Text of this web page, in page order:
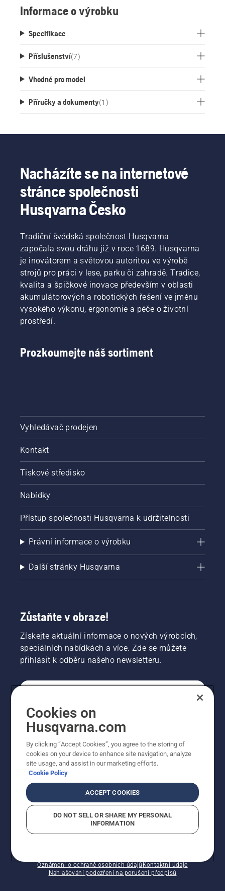
neobsahuje nabíječky a akumulátory. Rozměry:
Informace o výrobku
Specifikace
Příslušenství(7)
Vhodné pro model
Příručky a dokumenty(1 )
Nacházíte se na internetové
stránce společnosti
Husqvarna Česko
Tradiční švédská společnost Husqvarna
započala svou dráhu již v roce 1689. Husqvarna
je inovátorem a světovou autoritou ve výrobě
strojů pro práci v lese, parku či zahradě. Tradice,
kvalita a špičkové inovace především v oblasti
akumulátorových a robotických řešení ve jménu
vysokého výkonu, ergonomie a péče o životní
prostředí.
Prozkoumejte náš sortiment
Vyhledávač prodejen
Kontakt
Tiskové středisko
Nabídky
Přístup společnosti Husqvarna k udržitelnosti
Právní informace o výrobku
Další stránky Husqvarna
Zůstaňte v obraze!
Získejte aktuální informace o nových výrobcích,
speciálních nabídkách a více. Zde se můžete
přihlásit k odběru našeho newsletteru.
PROFESIONÁLNÍ
Oznámení o ochraně osobních údajů Kontaktní údaje
Nahlašování podezření na porušení předpisů
Cookies on
Husqvarna.com
By clicking “Accept Cookies”, you agree to the storing of
cookies on your device to enhance site navigation, analyze
site usage, and assist in our marketing efforts.
Cookie Policy
ACCEPT COOKIES
DO NOT SELL OR SHARE MY PERSONAL
INFORMATION